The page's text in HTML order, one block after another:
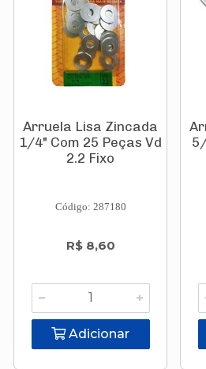
Arruela Lisa Zincada
1/4" Com 25 Peças Vd
2.2 Fixo
Código: 287180
R$ 8,60
Adicionar